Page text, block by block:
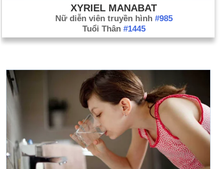
XYRIEL MANABAT
Nữ diễn viên truyền hình #985
Tuổi Thân #1445